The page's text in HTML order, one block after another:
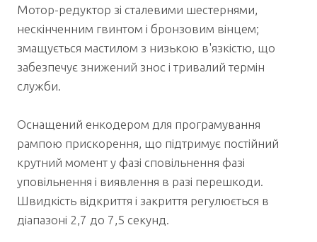
Мотор-редуктор зі сталевими шестернями,
нескінченним гвинтом і бронзовим вінцем;
змащується мастилом з низькою в'язкістю, що
забезпечує знижений знос і тривалий термін
служби.
Оснащений енкодером для програмування
рампою прискорення, що підтримує постійний
крутний момент у фазі сповільнення фазі
уповільнення і виявлення в разі перешкоди.
Швидкість відкриття і закриття регулюється в
діапазоні 2,7 до 7,5 секунд.